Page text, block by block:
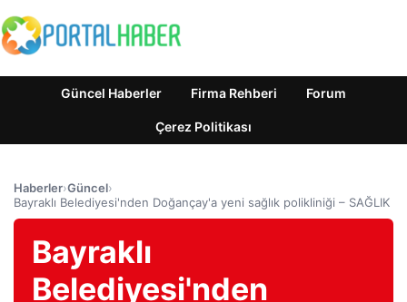
Güncel Haberler Firma Rehberi Forum
Çerez Politikası
Haberler›Güncel›
Bayraklı Belediyesi'nden Doğançay'a yeni sağlık polikliniği – SAĞLIK
Bayraklı
Belediyesi'nden